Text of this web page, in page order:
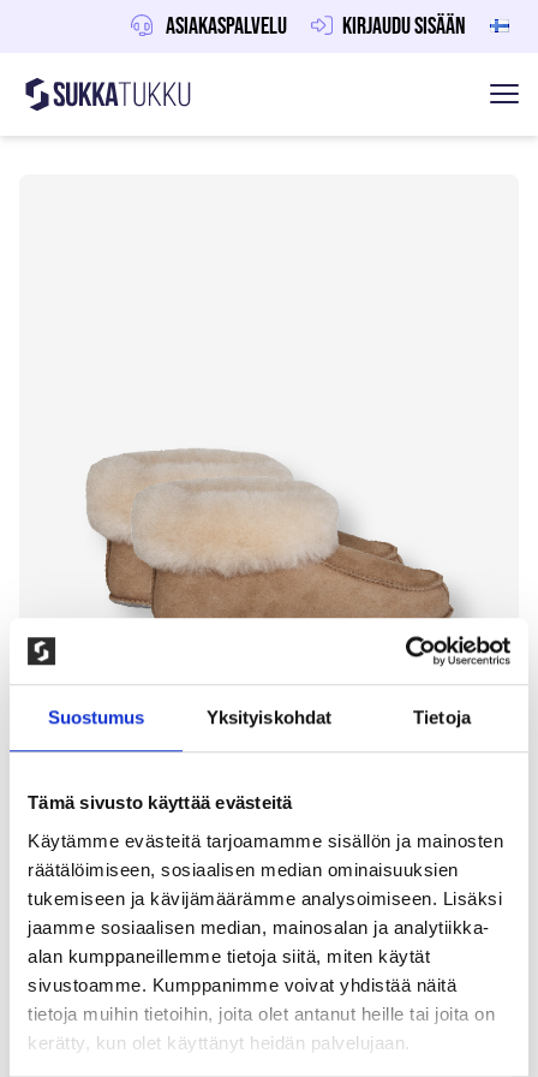
Suostumus Yksityiskohdat Tietoja
Tämä sivusto käyttää evästeitä
Käytämme evästeitä tarjoamamme sisällön ja mainosten
räätälöimiseen, sosiaalisen median ominaisuuksien
tukemiseen ja kävijämäärämme analysoimiseen. Lisäksi
jaamme sosiaalisen median, mainosalan ja analytiikka-
alan kumppaneillemme tietoja siitä, miten käytät
sivustoamme. Kumppanimme voivat yhdistää näitä
tietoja muihin tietoihin, joita olet antanut heille tai joita on
kerätty, kun olet käyttänyt heidän palvelujaan.
Asiakaspalvelu Kirjaudu sisään
Hoppa till innehåll
Sukkatukku
NARVIK TOSSUT, BEIGE
500,00kr
Klassisen ihanat tossut jotka on valmistettu aidosta
100 % lampaannahasta. Sisäpuolella lämmin vuori
leveällä turkisreunuksella. Täydellinen valinta
pitämään jalat lämpiminä ja mukavina. Valmistettu